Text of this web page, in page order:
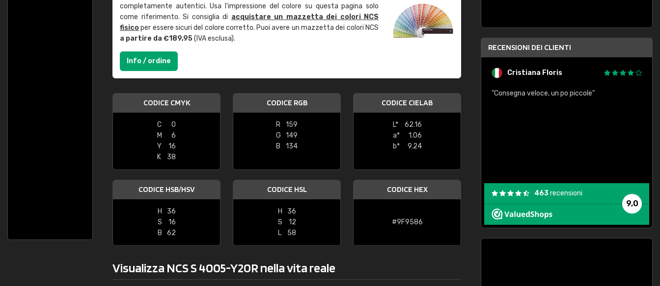
completamente autentici. Usa l'impressione del colore su questa pagina solo
come riferimento. Si consiglia di acquistare un mazzetta dei colori NCS
fisicoper essere sicuri del colore corretto. Puoi avere un mazzetta dei colori NCS
a partire da €189,95(IVA esclusa).
Info / ordine
CODICE CMYK
C
0
M
6
Y
16
K
38
CODICE RGB
R
159
G
149
B
134
CODICE CIELAB
L*
62.16
a*
1.06
b*
9.24
CODICE HSB/HSV
H
36
S
16
B
62
CODICE HSL
H
36
S
12
L
58
CODICE HEX
#9F9586
Visualizza NCS S 4005-Y20R nella vita reale
RECENSIONI DEI CLIENTI
"buon servizio"
Cristiana Floris
"Consegna veloce, un po piccole"
9,0
463recensioni